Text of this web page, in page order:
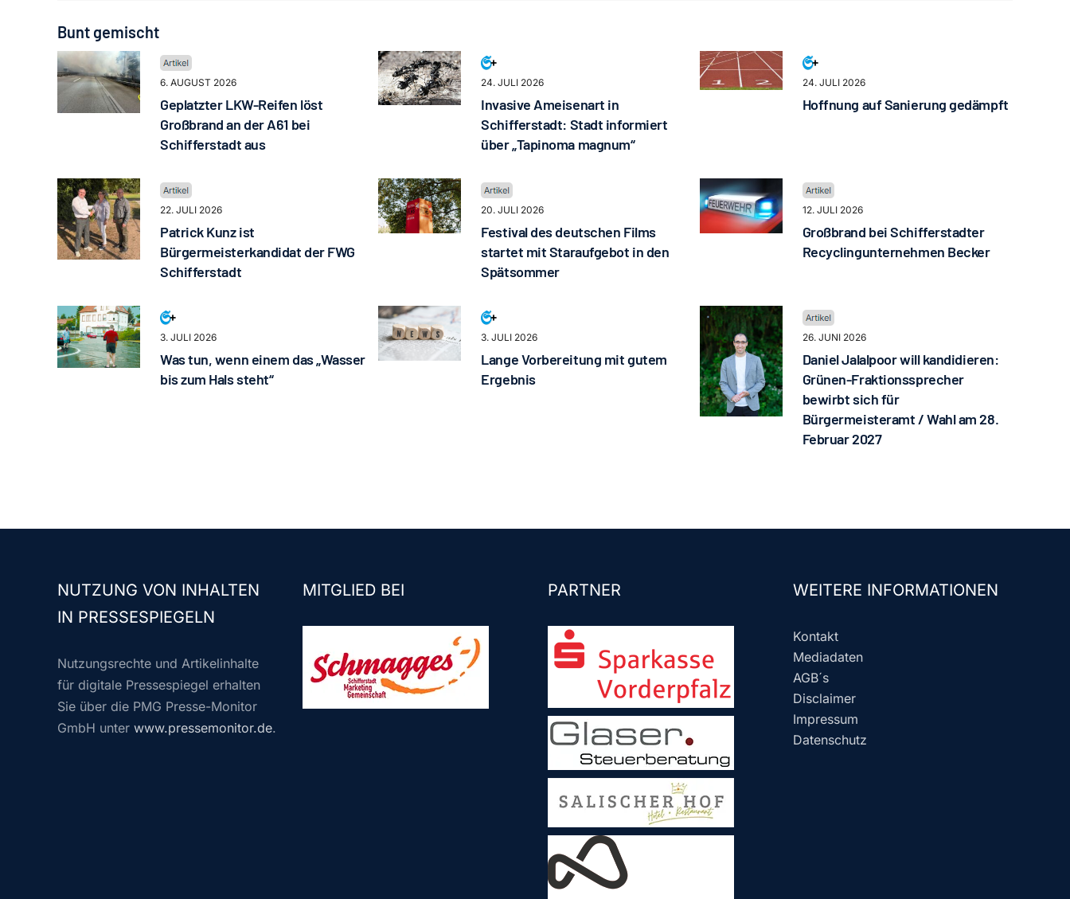
Bunt gemischt
6. AUGUST 2026
Geplatzter LKW-Reifen löst
Großbrand an der A61 bei
Schifferstadt aus
24. JULI 2026
Invasive Ameisenart in
Schifferstadt: Stadt informiert
über „Tapinoma magnum“
24. JULI 2026
Hoffnung auf Sanierung gedämpft
22. JULI 2026
Patrick Kunz ist
Bürgermeisterkandidat der FWG
Schifferstadt
20. JULI 2026
Festival des deutschen Films
startet mit Staraufgebot in den
Spätsommer
12. JULI 2026
Großbrand bei Schifferstadter
Recyclingunternehmen Becker
3. JULI 2026
Was tun, wenn einem das „Wasser
bis zum Hals steht“
3. JULI 2026
Lange Vorbereitung mit gutem
Ergebnis
26. JUNI 2026
Daniel Jalalpoor will kandidieren:
Grünen-Fraktionssprecher
bewirbt sich für
Bürgermeisteramt / Wahl am 28.
Februar 2027
NUTZUNG VON INHALTEN
IN PRESSESPIEGELN
Nutzungsrechte und Artikelinhalte
für digitale Pressespiegel erhalten
Sie über die PMG Presse-Monitor
GmbH unter www.pressemonitor.de.
MITGLIED BEI PARTNER WEITERE INFORMATIONEN
Kontakt
Mediadaten
AGB´s
Disclaimer
Impressum
Datenschutz